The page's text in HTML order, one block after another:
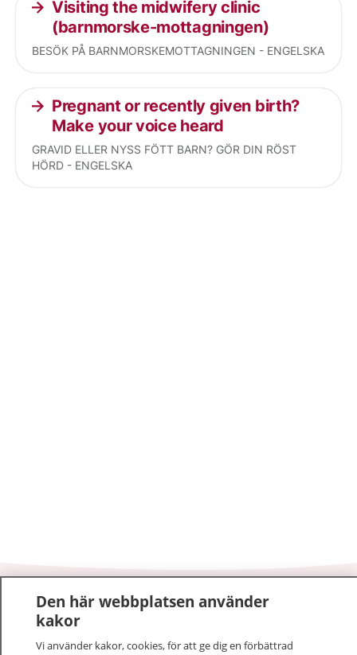
Visiting the midwifery clinic
(barnmorske-mottagningen)
BESÖK PÅ BARNMORSKEMOTTAGNINGEN - ENGELSKA
Pregnant or recently given birth?
Make your voice heard
GRAVID ELLER NYSS FÖTT BARN? GÖR DIN RÖST
HÖRD - ENGELSKA
1177–tryggt om din hälsa och vård
På 1177.se får du råd om hälsa och information om
Den här webbplatsen använder
kakor
Vi använder kakor, cookies, för att ge dig en förbättrad